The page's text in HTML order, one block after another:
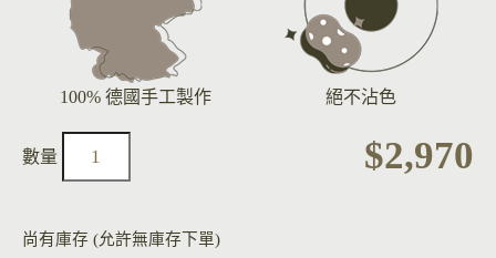
100% 德國手工製作 絕不沾色
$2,970
尚有庫存 (允許無庫存下單)